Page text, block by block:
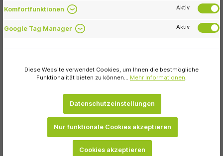
Ti-Max X Stück Handstück X-SG65, 1:1
Variante
Komfortfunktionen Aktiv
Google Tag Manager Aktiv
Diese Website verwendet Cookies, um Ihnen die bestmögliche
Funktionalität bieten zu können... Mehr Informationen.
Datenschutzeinstellungen
Nur funktionale Cookies akzeptieren
Cookies akzeptieren